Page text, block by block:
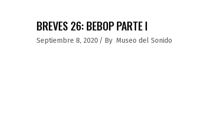
BREVES 26: BEBOP PARTE I
Septiembre 8, 2020 By Museo del Sonido